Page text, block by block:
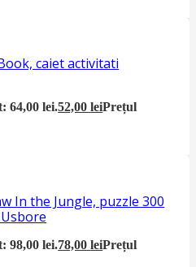
caiet activitati
64,00 lei.52,00leiPrețul
In the Jungle, puzzle 300
98,00 lei.78,00leiPrețul